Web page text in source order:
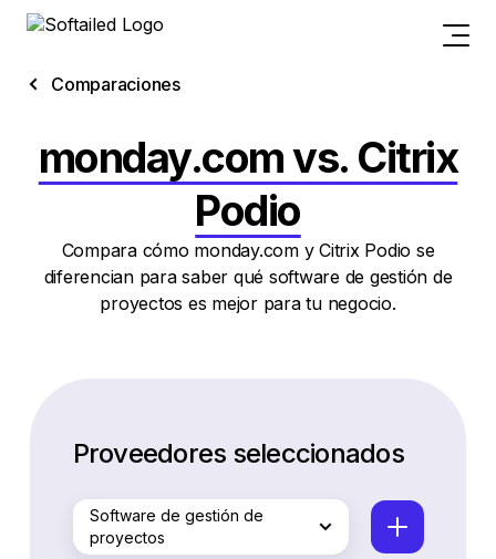
Comparaciones
monday.com vs. Citrix
Podio
Compara cómo monday.com y Citrix Podio se
diferencian para saber qué software de gestión de
proyectos es mejor para tu negocio.
Proveedores seleccionados
Software de gestión de
proyectos